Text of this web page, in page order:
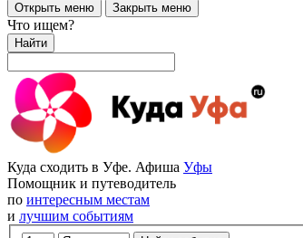
Открыть меню Закрыть меню
Что ищем?
Найти
Куда сходить в Уфе. Афиша Уфы
Помощник и путеводитель
по интересным местам
и лучшим событиям